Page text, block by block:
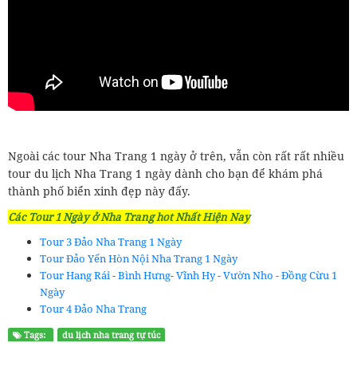
Ngoài các tour Nha Trang 1 ngày ở trên, vẫn còn rất rất nhiều
tour du lịch Nha Trang 1 ngày dành cho bạn để khám phá
thành phố biển xinh đẹp này đấy.
Các Tour 1 Ngày ở Nha Trang hot Nhất Hiện Nay
Tour 3 Đảo Nha Trang 1 Ngày
Tour Đảo Yến Hòn Nội Nha Trang 1 Ngày
Tour Hang Rái - Bình Hưng- Vĩnh Hy - Vườn Nho - Đồng Cừu 1
Ngày
Tour 4 Đảo Nha Trang
Tags: du lịch nha trang tự túc